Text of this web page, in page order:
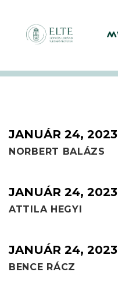
JANUÁR 24, 2023
NORBERT BALÁZS
JANUÁR 24, 2023
ATTILA HEGYI
JANUÁR 24, 2023
BENCE RÁCZ